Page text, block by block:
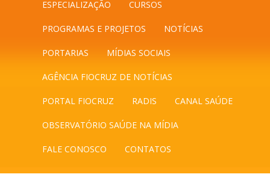
ESPECIALIZAÇÃO CURSOS
PROGRAMAS E PROJETOS NOTÍCIAS
PORTARIAS MÍDIAS SOCIAIS
AGÊNCIA FIOCRUZ DE NOTÍCIAS
PORTAL FIOCRUZ RADIS CANAL SAÚDE
OBSERVATÓRIO SAÚDE NA MÍDIA
FALE CONOSCO CONTATOS